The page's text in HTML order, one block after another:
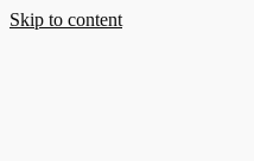
Skip to content